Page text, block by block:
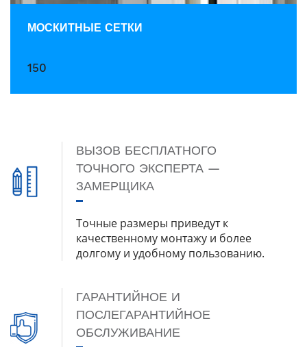
МОСКИТНЫЕ СЕТКИ
150
ВЫЗОВ БЕСПЛАТНОГО
ТОЧНОГО ЭКСПЕРТА —
ЗАМЕРЩИКА
Точные размеры приведут к
качественному монтажу и более
долгому и удобному пользованию.
ГАРАНТИЙНОЕ И
ПОСЛЕГАРАНТИЙНОЕ
ОБСЛУЖИВАНИЕ